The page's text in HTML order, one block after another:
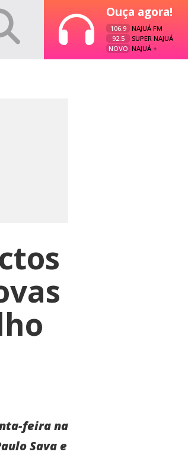
Ouça agora!
106.9
NAJUÁ FM
92.5
SUPER NAJUÁ
NOVO NAJUÁ +
feira na
Sava e